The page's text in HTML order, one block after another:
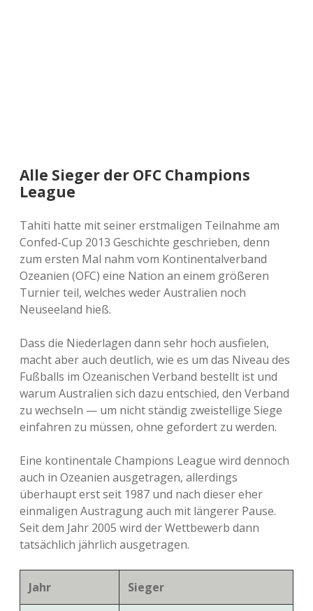
Alle Sieger der OFC Champions
League
Tahiti hatte mit seiner erstmaligen Teilnahme am
Confed-Cup 2013 Geschichte geschrieben, denn
zum ersten Mal nahm vom Kontinentalverband
Ozeanien (OFC) eine Nation an einem größeren
Turnier teil, welches weder Australien noch
Neuseeland hieß.
Dass die Niederlagen dann sehr hoch ausfielen,
macht aber auch deutlich, wie es um das Niveau des
Fußballs im Ozeanischen Verband bestellt ist und
warum Australien sich dazu entschied, den Verband
zu wechseln — um nicht ständig zweistellige Siege
einfahren zu müssen, ohne gefordert zu werden.
Eine kontinentale Champions League wird dennoch
auch in Ozeanien ausgetragen, allerdings
überhaupt erst seit 1987 und nach dieser eher
einmaligen Austragung auch mit längerer Pause.
Seit dem Jahr 2005 wird der Wettbewerb dann
tatsächlich jährlich ausgetragen.
Jahr Sieger